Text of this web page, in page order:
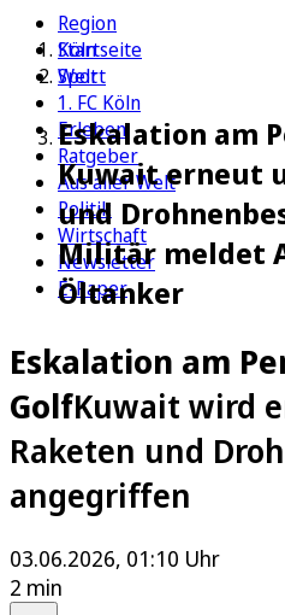
Region
Köln
Sport
1. FC Köln
Erleben
Ratgeber
Aus aller Welt
Politik
Wirtschaft
Newsletter
E-Paper
Startseite
Welt
Eskalation am
Kuwait erneut
und
Militär meldet
Öltanker
Eskalation am
GolfKuwait wird
Raketen und
angegriffen
03.06.2026, 01:10 Uhr
2 min